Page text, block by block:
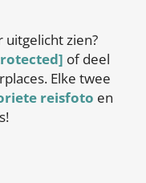
uitgelicht zien?
of deel
Elke twee
reisfoto en